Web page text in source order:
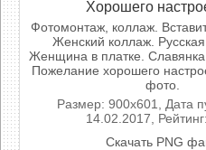
Хорошего
Фотомонтаж, коллаж.
Женский коллаж. Русская
Женщина в платке. Славянка
Пожелание хорошего
фото.
Размер: 900x601, Дата
14.02.2017,
Скачать PNG